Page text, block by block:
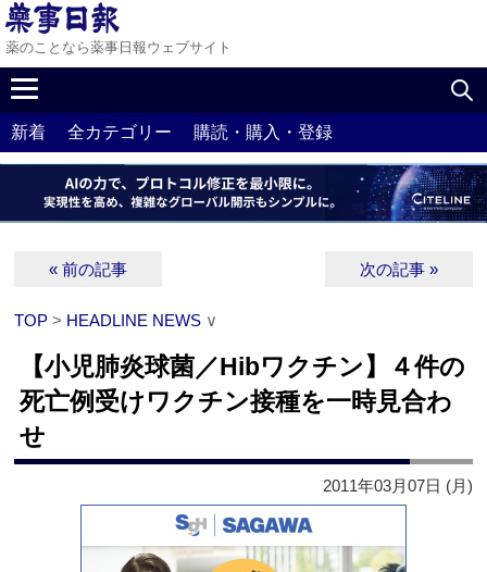
薬のことなら薬事日報ウェブサイト
新着 全カテゴリー 購読・購入・登録
« 前の記事 次の記事 »
TOP > HEADLINE NEWS ∨
【小児肺炎球菌／Hibワクチン】４件の
死亡例受けワクチン接種を一時見合わ
せ
2011年03月07日 (月)